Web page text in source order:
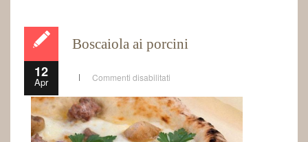
12
Apr
Boscaiola ai porcini
Commenti disabilitati